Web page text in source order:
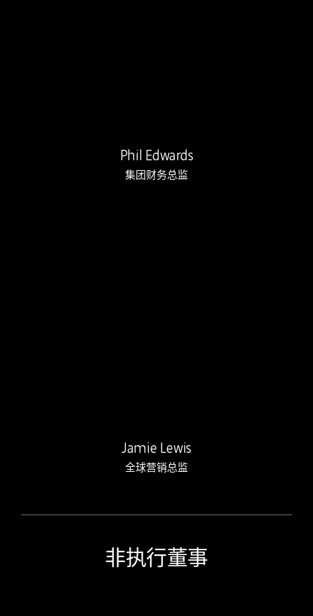
Phil Edwards
集团财务总监
Jamie Lewis
全球营销总监
非执行董事